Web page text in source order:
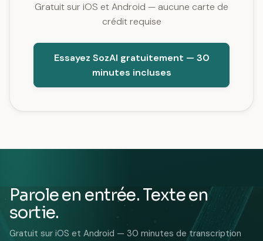
Gratuit sur iOS et Android — aucune carte de
crédit requise
Essayez SozAI gratuitement — 30
minutes incluses
Parole en entrée. Texte en
sortie.
Gratuit sur iOS et Android — 30 minutes de transcription